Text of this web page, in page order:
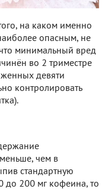
на каком именно
опасным, не
что минимальный вред
во 2 триместре
девяти
контролировать
чем в
стандартную
до 200 мг кофеина, то